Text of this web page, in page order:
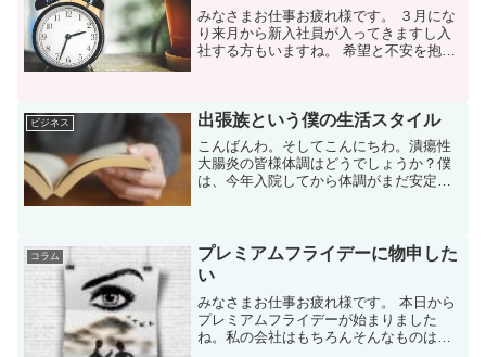
みなさまお仕事お疲れ様です。 ３月にな
り来月から新入社員が入ってきますし入
社する方もいますね。 希望と不安を抱
ろ” って聞きま...
ビジネス 出張族という僕の生活スタイル
こんばんわ。そしてこんにちわ。潰瘍性
大腸炎の皆様体調はどうでしょうか？僕
は、今年入院してから体調がまだ安定し
な感じですか？難病を抱え...
コラム
プレミアムフライデーに物申した
い
みなさまお仕事お疲れ様です。 本日から
プレミアムフライデーが始まりました
ね。私の会社はもちろんそんなものは存